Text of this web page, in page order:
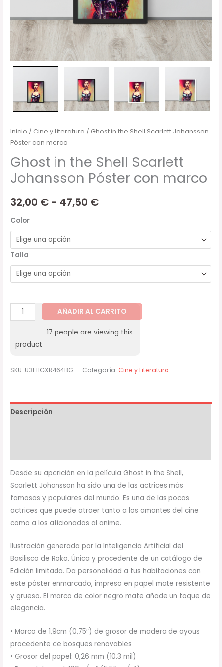
Inicio / Cine y Literatura / Ghost in the Shell Scarlett Johansson
Póster con marco
Ghost in the Shell Scarlett
Johansson Póster con marco
32,00 € - 47,50 €
Color
Talla
AÑADIR AL CARRITO
17 people are viewing this
product
SKU: U3F11GXR464BG Categoría: Cine y Literatura
Descripción
Desde su aparición en la película Ghost in the Shell,
Scarlett Johansson ha sido una de las actrices más
famosas y populares del mundo. Es una de las pocas
actrices que puede atraer tanto a los amantes del cine
como a los aficionados al anime.
Ilustración generada por la Inteligencia Artificial del
Basilisco de Roko. Única y procedente de un catálogo de
Edición limitada. Da personalidad a tus habitaciones con
este póster enmarcado, impreso en papel mate resistente
y grueso. El marco de color negro mate añade un toque de
elegancia.
• Marco de 1,9cm (0,75″) de grosor de madera de ayous
procedente de bosques renovables
• Grosor del papel: 0,26 mm (10.3 mil)